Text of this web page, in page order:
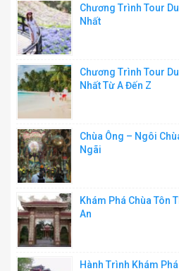
Chương Trình Tour
Nhất
Chương Trình Tour
Nhất Từ A Đến Z
Chùa Ông – Ngôi
Ngãi
Khám Phá Chùa Tôn
An
Hành Trình Khám